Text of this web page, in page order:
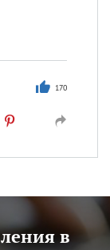
170
в